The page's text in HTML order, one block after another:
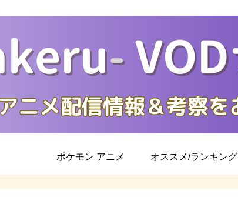
ポケモン アニメ オススメ/ランキング